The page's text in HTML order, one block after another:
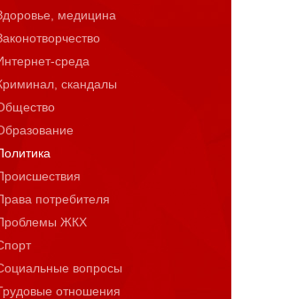
медицина
среда
скандалы
потребителя
ЖКХ
вопросы
отношения